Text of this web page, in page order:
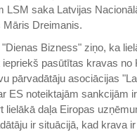
LSM saka Latvijas
Māris Dreimanis.
"Dienas Bizness" ziņo, ka
pasūtītas kravas no
pārvadātāju asociācijas
ES noteiktajām sankcijām
daļa Eiropas
ir situācijā, kad krava